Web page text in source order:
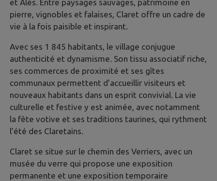
et Alès. Entre paysages sauvages, patrimoine en
pierre, vignobles et falaises, Claret offre un cadre de
vie à la fois paisible et inspirant.
Avec ses 1 845 habitants, le village conjugue
authenticité et dynamisme. Son tissu associatif riche,
ses commerces de proximité et ses gîtes
communaux permettent d’accueillir visiteurs et
nouveaux habitants dans un esprit convivial. La vie
culturelle et festive y est animée, avec notamment
la fête votive et ses traditions taurines, qui rythment
l’été des Claretains.
Claret se situe sur le chemin des Verriers, avec un
musée du verre qui propose une exposition
permanente et une exposition temporaire